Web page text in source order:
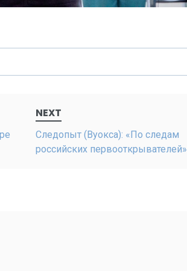
NEXT
Следопыт (Вуокса): «По следам
российских первооткрывателей»